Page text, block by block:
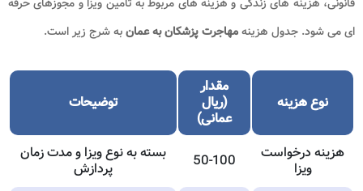
ای می شود. جدول هزینهمهاجرت پزشکان به عمانبه شرج زیر است.
نوع هزینه
مقدار
(ریال
عمانی)
توضیحات
هزینه درخواست
ویزا
50-100
بسته به نوع ویزا و مدت زمان
پردازش